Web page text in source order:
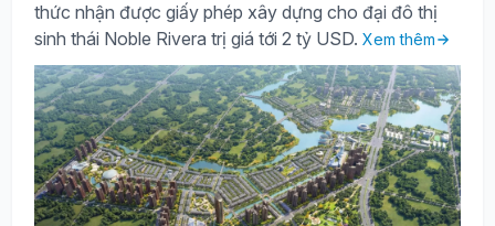
thức nhận được giấy phép xây dựng cho đại đô thị
sinh thái Noble Rivera trị giá tới 2 tỷ USD. Xem thêm